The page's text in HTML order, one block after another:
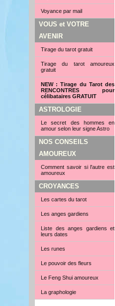
Voyance par mail
VOUS et VOTRE
AVENIR
Tirage du tarot gratuit
Tirage du tarot amoureux
gratuit
NEW : Tirage du Tarot des
RENCONTRES pour
célibataires GRATUIT
ASTROLOGIE
Le secret des hommes en
amour selon leur signe Astro
NOS CONSEILS
AMOUREUX
Comment savoir si l'autre est
amoureux
CROYANCES
Les cartes du tarot
Les anges gardiens
Liste des anges gardiens et
leurs dates
Les runes
Le pouvoir des fleurs
Le Feng Shui amoureux
La graphologie